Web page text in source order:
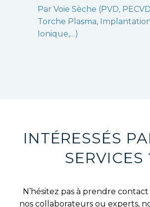
Par Voie Sèche (PVD,
Torche Plasma,
Ionique,…)
INTÉRESSÉS
SERVICES
N’hésitez pas à prendre contact
nos collaborateurs ou experts,